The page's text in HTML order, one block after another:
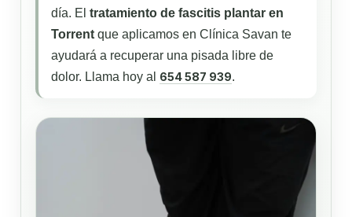
día. El tratamiento de fascitis plantar en
Torrent que aplicamos en Clínica Savan te
ayudará a recuperar una pisada libre de
dolor. Llama hoy al 654 587 939.